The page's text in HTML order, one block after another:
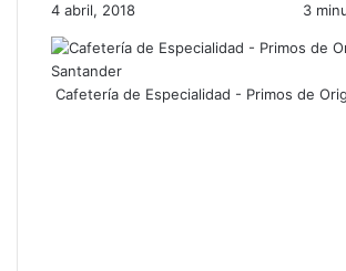
4 abril, 2018 3
Cafetería de Especialidad - Primos de